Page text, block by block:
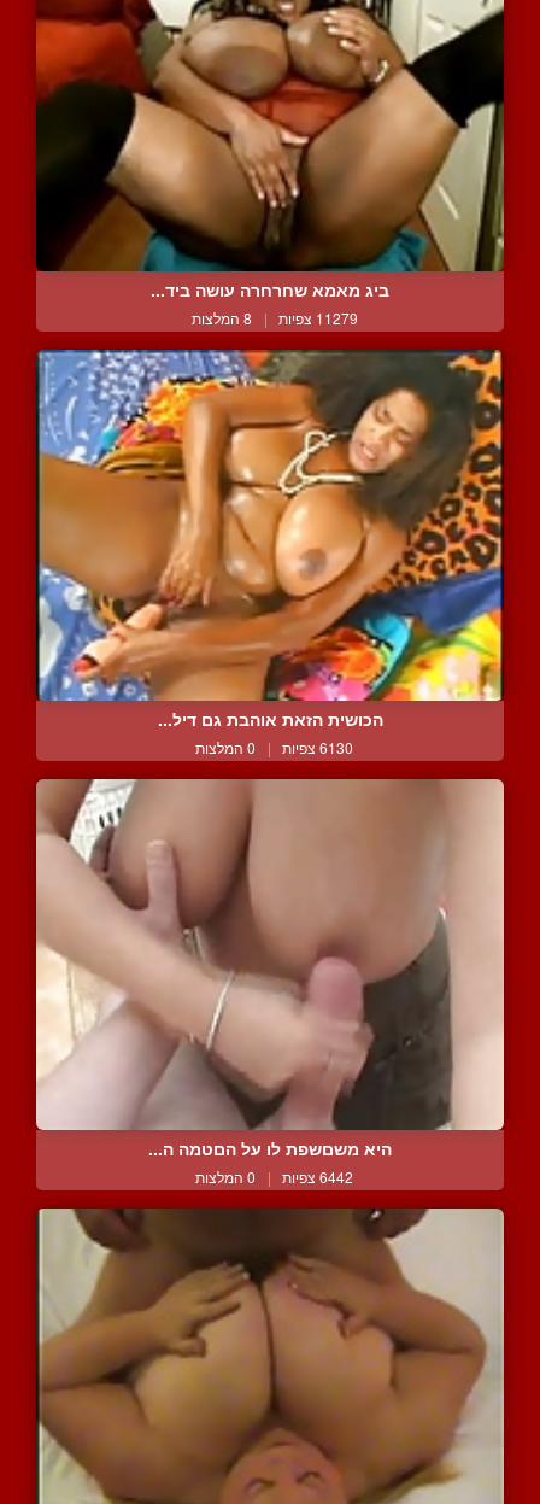
ביג מאמא שחרחרה עושה ביד...
11279 צפיות | 8 המלצות
הכושית הזאת אוהבת גם דיל...
6130 צפיות | 0 המלצות
היא משםשפת לו על הםטמה ה...
6442 צפיות | 0 המלצות